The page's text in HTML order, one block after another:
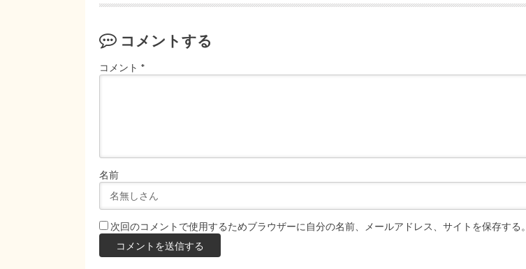
コメントする
コメント *
名前
次回のコメントで使用するためブラウザーに自分の名前、メールアドレス、サイトを保存する。